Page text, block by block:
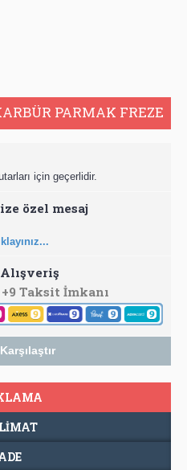
PARMAK FREZE
için geçerlidir.
özel mesaj
Taksit İmkanı